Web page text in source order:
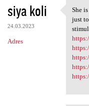
siya koli
24.03.2023
Adres
She
She
just